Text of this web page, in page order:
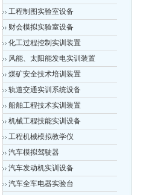
工程制图实验室设备
财会模拟实验室设备
化工过程控制实训装置
风能、太阳能发电实训装置
煤矿安全技术培训装置
轨道交通实训系统设备
船舶工程技术实训装置
机械工程技能实训设备
工程机械模拟教学仪
汽车模拟驾驶器
汽车发动机实训设备
汽车全车电器实验台